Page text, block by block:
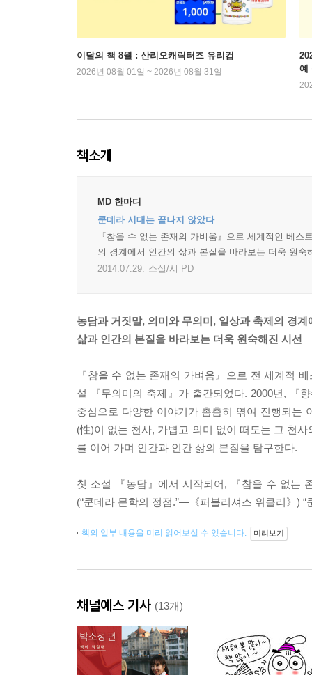
이달의 책 8월 : 산리오캐릭터즈 유리컵
2026년 08월 01일 ~ 2026년 08월 31일
예
책소개
MD 한마디
쿤데라 시대는 끝나지 않았다
『참을 수 없는 존재의 가벼움』으로 세계적인 베
의 경계에서 인간의 삶과 본질을 바라보는 더욱 원
2014.07.29. 소설/시 PD
농담과 거짓말, 의미와 무의미, 일상과 축제의 경계
삶과 인간의 본질을 바라보는 더욱 원숙해진 시선
『참을 수 없는 존재의 가벼움』으로 전 세계적
설 『무의미의 축제』가 출간되었다. 2000년, 『
중심으로 다양한 이야기가 촘촘히 엮여 진행되는
(性)이 없는 천사, 가볍고 의미 없이 떠도는 그 천
를 이어 가며 인간과 인간 삶의 본질을 탐구한다.
첫 소설 『농담』에서 시작되어, 『참을 수 없는
(“쿤데라 문학의 정점.”―《퍼블리셔스 위클리》)
책의 일부 내용을 미리 읽어보실 수 있습니다. 미리보기
채널예스 기사 (13개)